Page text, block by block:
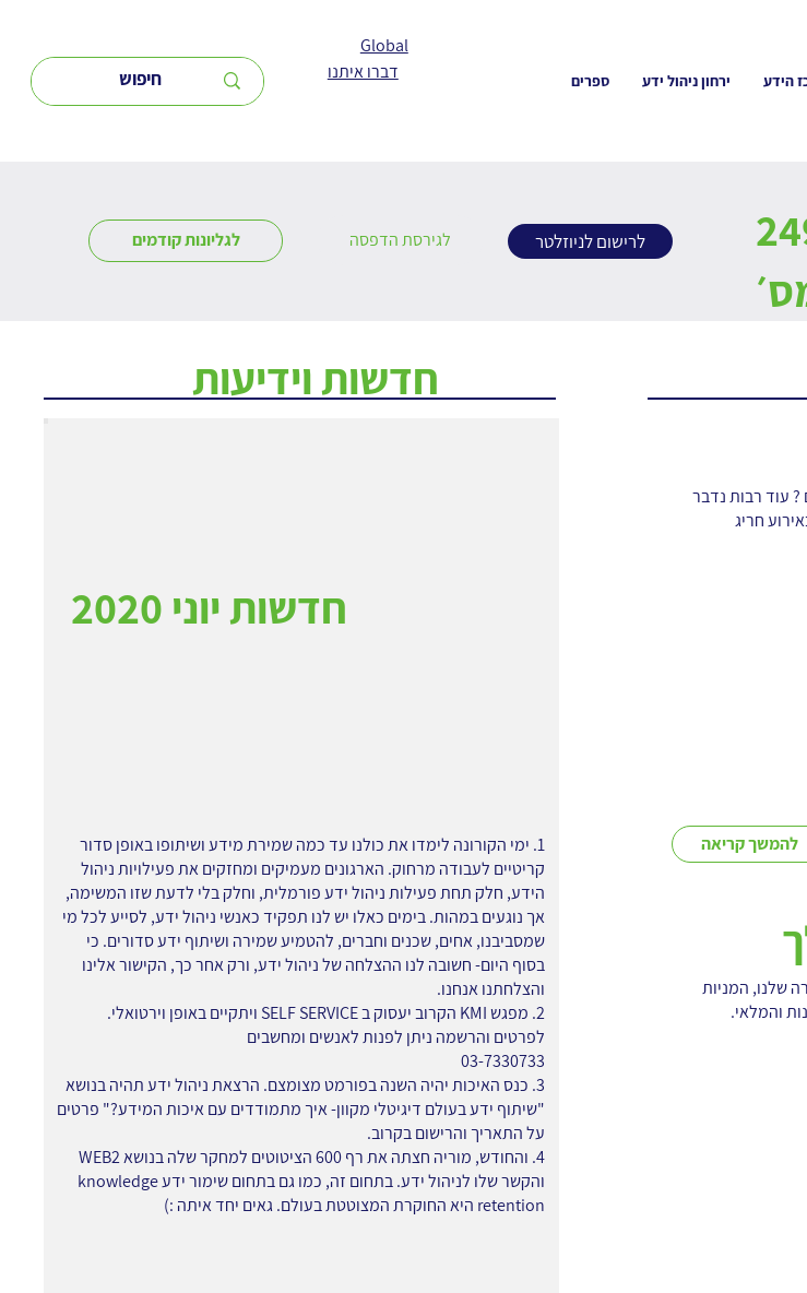
Global
הידע ירחון ניהול ידע ספרים דברו איתנו
לגליונות קודמים לגירסת הדפסה לרישום לניוזלטר
? עוד רבות נדבר
חריג
להמשך קריאה
שלנו, המניות
והמלאי.
חדשות וידיעות
חדשות יוני 2020
1. ימי הקורונה לימדו את כולנו עד כמה שמירת מידע ושיתופו באופן סדור
קריטיים לעבודה מרחוק. הארגונים מעמיקים ומחזקים את פעילויות ניהול
הידע, חלק תחת פעילות ניהול ידע פורמלית, וחלק בלי לדעת שזו המשימה,
אך נוגעים במהות. בימים כאלו יש לנו תפקיד כאנשי ניהול ידע, לסייע לכל מי
שמסביבנו, אחים, שכנים וחברים, להטמיע שמירה ושיתוף ידע סדורים. כי
בסוף היום- חשובה לנו ההצלחה של ניהול ידע, ורק אחר כך, הקישור אלינו
והצלחתנו אנחנו.
2. מפגש KMI הקרוב יעסוק ב SELF SERVICE ויתקיים באופן וירטואלי.
לפרטים והרשמה ניתן לפנות לאנשים ומחשבים
03-7330733
3. כנס האיכות יהיה השנה בפורמט מצומצם. הרצאת ניהול ידע תהיה בנושא
"שיתוף ידע בעולם דיגיטלי מקוון- איך מתמודדים עם איכות המידע?" פרטים
על התאריך והרישום בקרוב.
4. והחודש, מוריה חצתה את רף 600 הציטוטים למחקר שלה בנושא WEB2
והקשר שלו לניהול ידע. בתחום זה, כמו גם בתחום שימור ידע knowledge
retention היא החוקרת המצוטטת בעולם. גאים יחד איתה :)